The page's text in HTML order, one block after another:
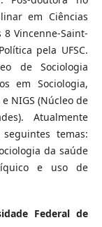
em Ciências
8 Vincenne-Saint-
pela UFSC.
de Sociologia
em Sociologia,
NIGS (Núcleo de
Atualmente
temas:
da saúde
e uso de
Federal de